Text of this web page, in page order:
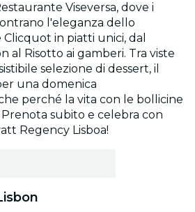
Viseversa, dove i
l'eleganza dello
in piatti unici, dal
al Risotto ai gamberi. Tra viste
selezione di dessert, il
una domenica
perché la vita con le bollicine
subito e celebra con
Regency Lisboa!